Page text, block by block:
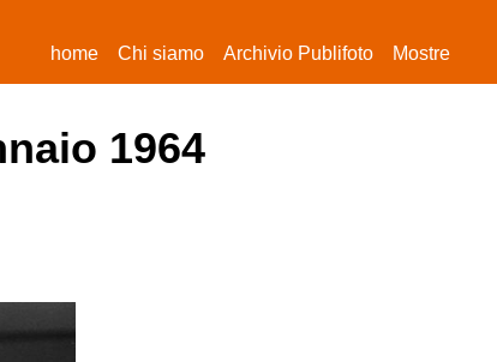
home(current)
Chi siamo Archivio Publifoto Mostre
1964